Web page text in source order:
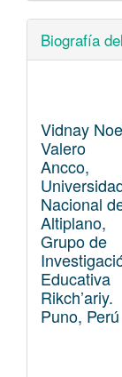
Biografía
Vidnay
Valero
Ancco,
Nacional
Altiplano,
Grupo de
Educativa
Rikch’ariy.
Puno, Perú